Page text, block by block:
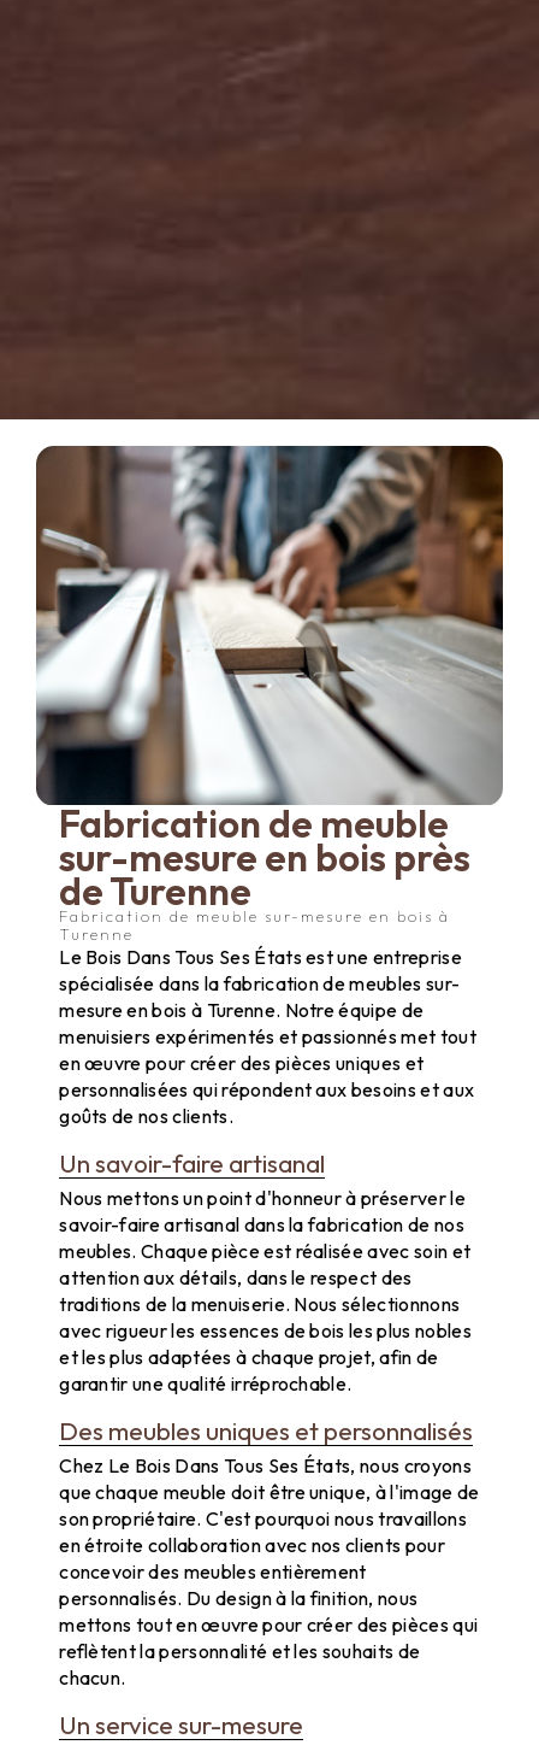
Fabrication de meuble
sur-mesure en bois près
de Turenne
Fabrication de meuble sur-mesure en bois à
Turenne
Le Bois Dans Tous Ses États est une entreprise
spécialisée dans la fabrication de meubles sur-
mesure en bois à Turenne. Notre équipe de
menuisiers expérimentés et passionnés met tout
en œuvre pour créer des pièces uniques et
personnalisées qui répondent aux besoins et aux
goûts de nos clients.
Un savoir-faire artisanal
Nous mettons un point d'honneur à préserver le
savoir-faire artisanal dans la fabrication de nos
meubles. Chaque pièce est réalisée avec soin et
attention aux détails, dans le respect des
traditions de la menuiserie. Nous sélectionnons
avec rigueur les essences de bois les plus nobles
et les plus adaptées à chaque projet, afin de
garantir une qualité irréprochable.
Des meubles uniques et personnalisés
Chez Le Bois Dans Tous Ses États, nous croyons
que chaque meuble doit être unique, à l'image de
son propriétaire. C'est pourquoi nous travaillons
en étroite collaboration avec nos clients pour
concevoir des meubles entièrement
personnalisés. Du design à la finition, nous
mettons tout en œuvre pour créer des pièces qui
reflètent la personnalité et les souhaits de
chacun.
Un service sur-mesure